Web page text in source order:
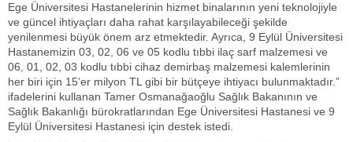
Ege Üniversitesi Hastanelerinin hizmet binalarının yeni teknolojiyle
ve güncel ihtiyaçları daha rahat karşılayabileceği şekilde
yenilenmesi büyük önem arz etmektedir. Ayrıca, 9 Eylül Üniversitesi
Hastanemizin 03, 02, 06 ve 05 kodlu tıbbi ilaç sarf malzemesi ve
06, 01, 02, 03 kodlu tıbbi cihaz demirbaş malzemesi kalemlerinin
her biri için 15’er milyon TL gibi bir bütçeye ihtiyacı bulunmaktadır.”
ifadelerini kullanan Tamer Osmanağaoğlu Sağlık Bakanının ve
Sağlık Bakanlığı bürokratlarından Ege Üniversitesi Hastanesi ve 9
Eylül Üniversitesi Hastanesi için destek istedi.